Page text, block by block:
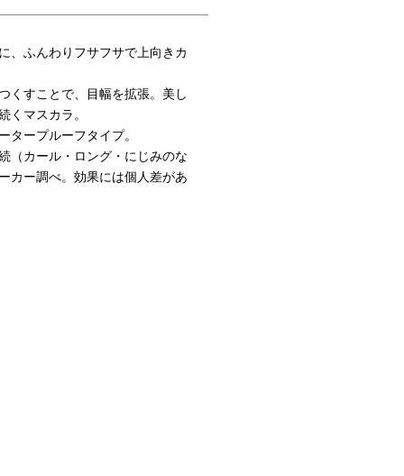
、ふんわりフサフサで上向きカ
くすことで、目幅を拡張。美し
くマスカラ。
タープルーフタイプ。
（カール・ロング・にじみのな
カー調べ。効果には個人差があ